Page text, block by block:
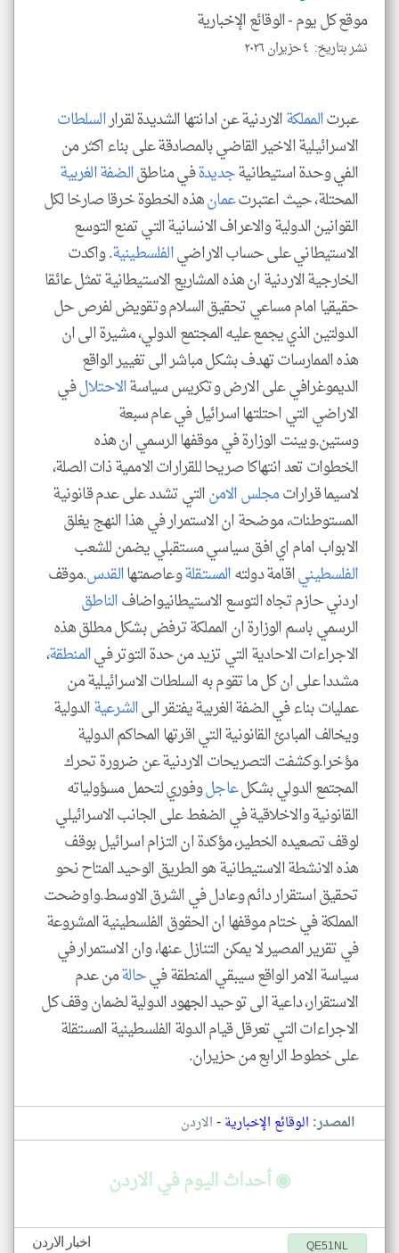
موقع كل يوم -الوقائع الإخبارية
نشر بتاريخ: ٤ حزيران ٢٠٢٦
عبرتالمملكةالاردنية عن ادانتها الشديدة لقرارالسلطات
الاسرائيلية الاخير القاضي بالمصادقة على بناء اكثر من
الفي وحدة استيطانيةجديدةفي مناطقالضفة الغربية
المحتلة، حيث اعتبرتعمانهذه الخطوة خرقا صارخا لكل
القوانين الدولية والاعراف الانسانية التي تمنع التوسع
الاستيطاني على حساب الاراضيالفلسطينية. واكدت
الخارجية الاردنية ان هذه المشاريع الاستيطانية تمثل عائقا
حقيقيا امام مساعي تحقيق السلام وتقويض لفرص حل
الدولتين الذي يجمع عليه المجتمع الدولي، مشيرة الى ان
هذه الممارسات تهدف بشكل مباشر الى تغيير الواقع
الديموغرافي على الارض وتكريس سياسةالاحتلالفي
الاراضي التي احتلتها اسرائيل في عام سبعة
وستين.وبينت الوزارة في موقفها الرسمي ان هذه
الخطوات تعد انتهاكا صريحا للقرارات الاممية ذات الصلة،
لاسيما قراراتمجلسالامنالتي تشدد على عدم قانونية
المستوطنات، موضحة ان الاستمرار في هذا النهج يغلق
الابواب امام اي افق سياسي مستقبلي يضمن للشعب
الفلسطينياقامة دولتهالمستقلةوعاصمتهاالقدس.موقف
اردني حازم تجاه التوسع الاستيطانيواضافالناطق
الرسمي باسم الوزارة ان المملكة ترفض بشكل مطلق هذه
الاجراءات الاحادية التي تزيد من حدة التوتر فيالمنطقة،
مشددا على ان كل ما تقوم به السلطات الاسرائيلية من
عمليات بناء في الضفة الغربية يفتقر الىالشرعيةالدولية
ويخالف المبادئ القانونية التي اقرتها المحاكم الدولية
مؤخرا.وكشفت التصريحات الاردنية عن ضرورة تحرك
المجتمع الدولي بشكلعاجلوفوري لتحمل مسؤولياته
القانونية والاخلاقية في الضغط على الجانب الاسرائيلي
لوقف تصعيده الخطير، مؤكدة ان التزام اسرائيل بوقف
هذه الانشطة الاستيطانية هو الطريق الوحيد المتاح نحو
تحقيق استقرار دائم وعادل في الشرق الاوسط.واوضحت
المملكة في ختام موقفها ان الحقوق الفلسطينية المشروعة
في تقرير المصير لا يمكن التنازل عنها، وان الاستمرار في
سياسة الامر الواقع سيبقي المنطقة فيحالةمن عدم
الاستقرار، داعية الى توحيد الجهود الدولية لضمان وقف كل
الاجراءات التي تعرقل قيام الدولة الفلسطينية المستقلة
على خطوط الرابع من حزيران.
المصدر: الوقائع الإخبارية-الاردن
◉ أحداث اليوم في الاردن
اخبار الاردن QE51NL
klyoum.com